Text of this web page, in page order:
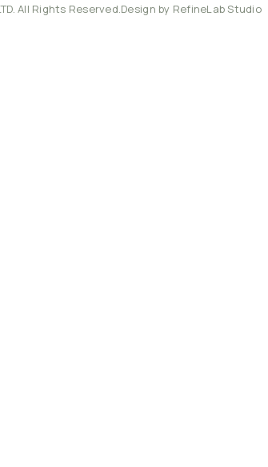
All Rights Reserved. Design by RefineLab Studio